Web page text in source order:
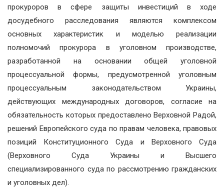
прокуроров в сфере защиты инвестиций в ходе
досудебного расследования являются комплексом
основных характеристик и моделью реализации
полномочий прокурора в уголовном производстве,
разработанной на основании общей уголовной
процессуальной формы, предусмотренной уголовным
процессуальным законодательством Украины,
действующих международных договоров, согласие на
обязательность которых предоставлено Верховной Радой,
решений Европейского суда по правам человека, правовых
позиций Конституционного Суда и Верховного Суда
(Верховного Суда Украины и Высшего
специализированного суда по рассмотрению гражданских
и уголовных дел).